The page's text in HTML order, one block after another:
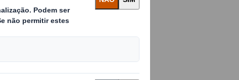
as
com 242 milhões
ligeiramente